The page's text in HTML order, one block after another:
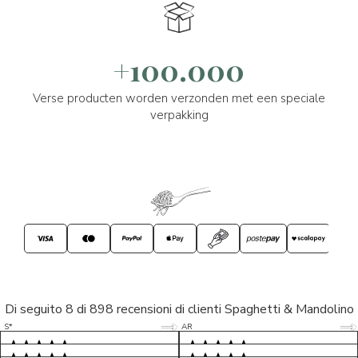
+100.000
Verse producten worden verzonden met een speciale
verpakking
Di seguito 8 di 898 recensioni di clienti Spaghetti & Mandolino
S* 5/5
LP 5/5
M* 5/5
AR 5/5
D* 5/5
S* 5/5